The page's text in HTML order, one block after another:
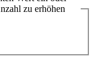
zu erhöhen